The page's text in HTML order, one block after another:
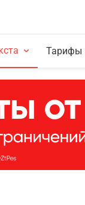
Тарифы